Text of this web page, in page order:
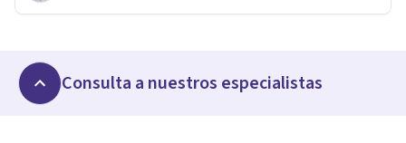
Consulta a nuestros especialistas